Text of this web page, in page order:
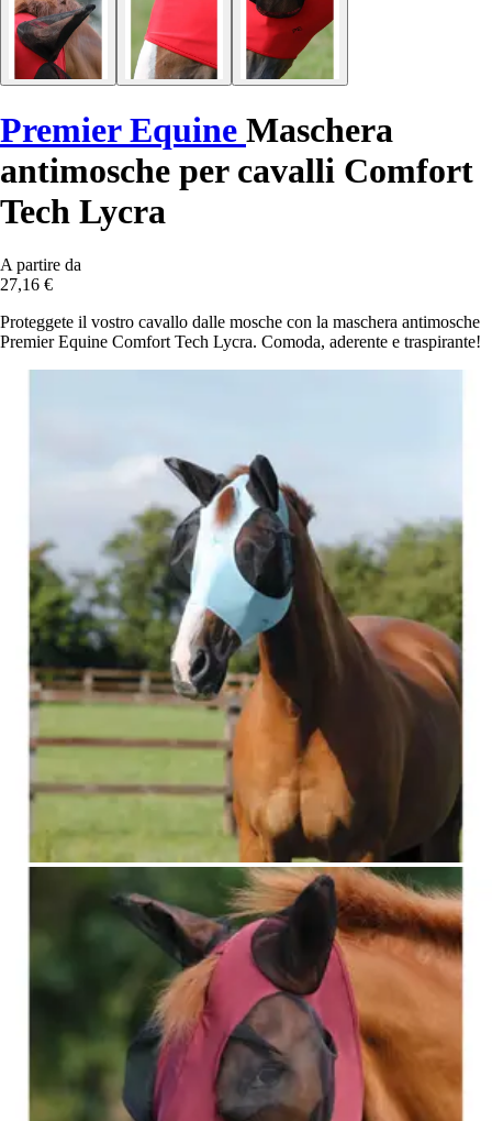
Premier Equine Maschera
antimosche per cavalli Comfort
Tech Lycra
A partire da
27,16 €
Proteggete il vostro cavallo dalle mosche con la maschera antimosche
Premier Equine Comfort Tech Lycra. Comoda, aderente e traspirante!